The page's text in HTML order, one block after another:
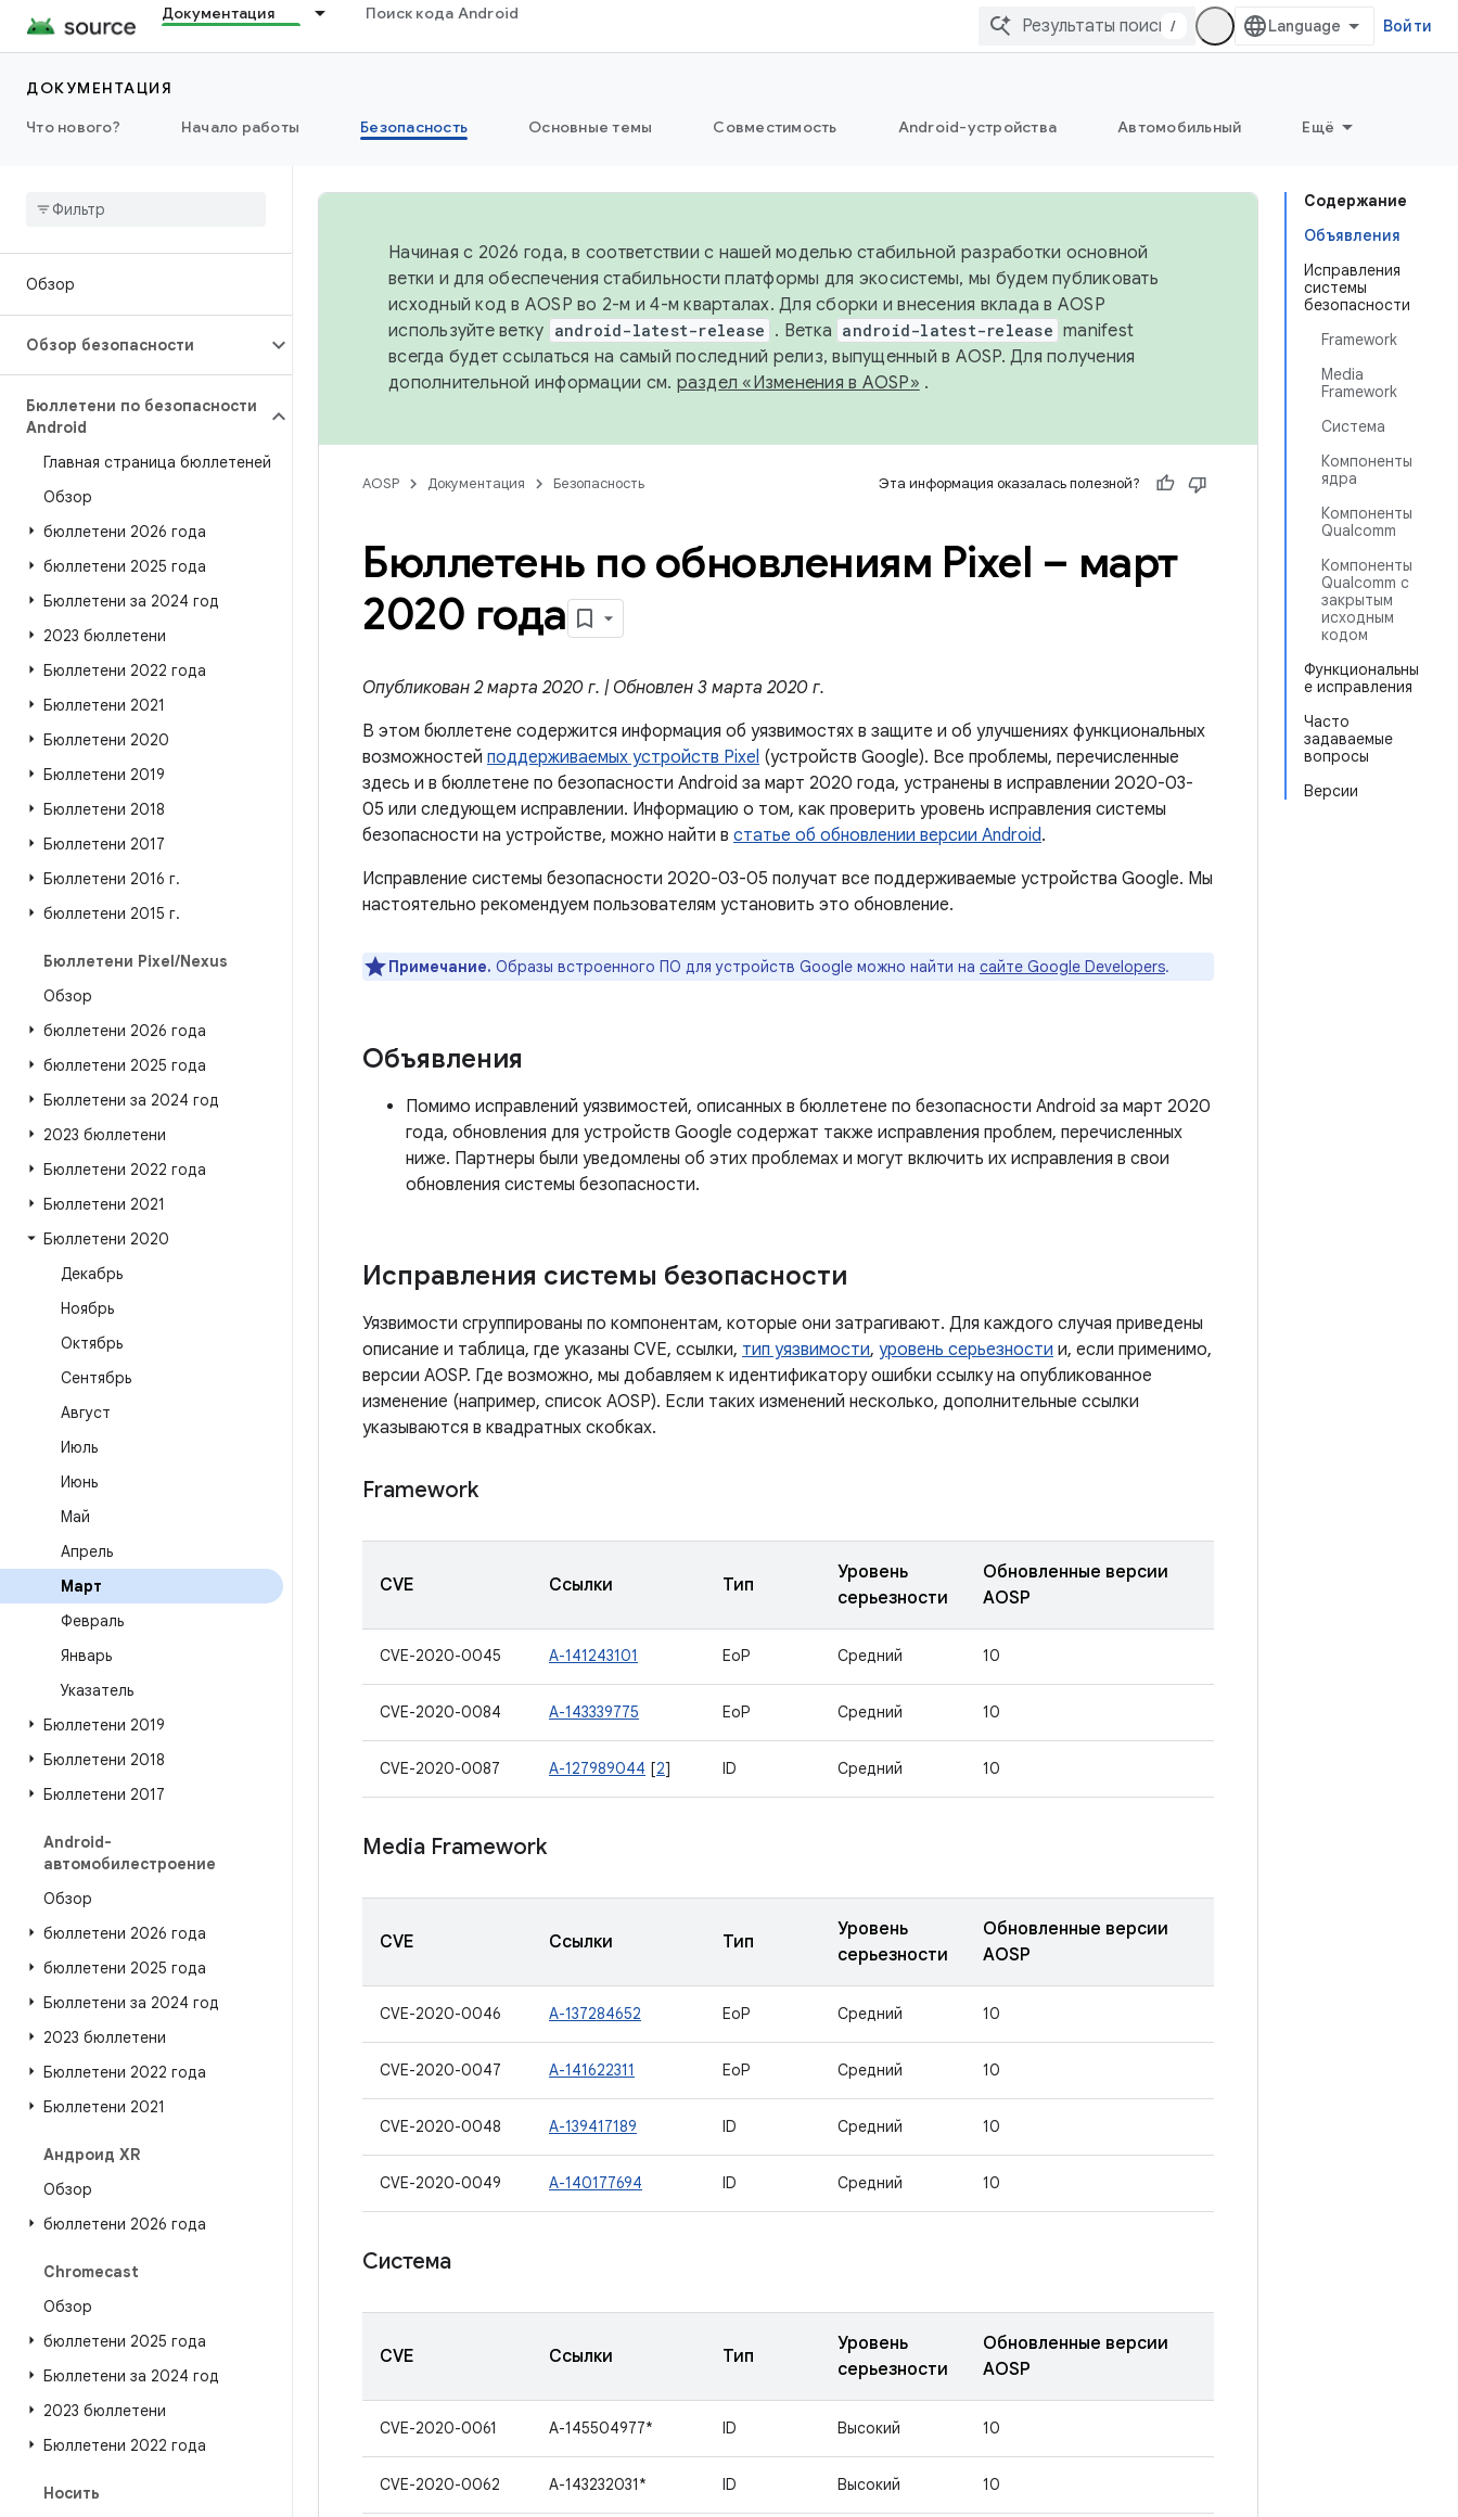
Документация Поиск кода Android
/ Войти
ДОКУМЕНТАЦИЯ
Что нового?
Начало работы Безопасность Основные темы Совместимость Android-устройства Автомобильный Ещё
Обзор
Обзор безопасности
Бюллетени по безопасности
Android
Главная страница бюллетеней
Обзор
бюллетени 2026 года
бюллетени 2025 года
Бюллетени за 2024 год
2023 бюллетени
Бюллетени 2022 года
Бюллетени 2021
Бюллетени 2020
Бюллетени 2019
Бюллетени 2018
Бюллетени 2017
Бюллетени 2016 г.
бюллетени 2015 г.
Бюллетени Pixel/Nexus
Обзор
бюллетени 2026 года
бюллетени 2025 года
Бюллетени за 2024 год
2023 бюллетени
Бюллетени 2022 года
Бюллетени 2021
Бюллетени 2020
Декабрь
Ноябрь
Октябрь
Сентябрь
Август
Июль
Июнь
Май
Апрель
Март
Февраль
Январь
Указатель
Бюллетени 2019
Бюллетени 2018
Бюллетени 2017
Android-
автомобилестроение
Обзор
бюллетени 2026 года
бюллетени 2025 года
Бюллетени за 2024 год
2023 бюллетени
Бюллетени 2022 года
Бюллетени 2021
Андроид XR
Обзор
бюллетени 2026 года
Chromecast
Обзор
бюллетени 2025 года
Бюллетени за 2024 год
2023 бюллетени
Бюллетени 2022 года
Носить
Содержание
Объявления
Исправления
системы
безопасности
Framework
Media
Framework
Система
Компоненты
ядра
Компоненты
Qualcomm
Компоненты
Qualcomm с
закрытым
исходным
кодом
Функциональны
е исправления
Часто
задаваемые
вопросы
Версии
Начиная с 2026 года, в соответствии с нашей моделью стабильной разработки основной
ветки и для обеспечения стабильности платформы для экосистемы, мы будем публиковать
исходный код в AOSP во 2-м и 4-м кварталах. Для сборки и внесения вклада в AOSP
используйте ветку android-latest-release . Ветка android-latest-release manifest
всегда будет ссылаться на самый последний релиз, выпущенный в AOSP. Для получения
дополнительной информации см. раздел «Изменения в AOSP» .
AOSP Документация Безопасность Эта информация оказалась полезной?
Бюллетень по обновлениям Pixel – март
2020 года
Опубликован 2 марта 2020 г. | Обновлен 3 марта 2020 г.
В этом бюллетене содержится информация об уязвимостях в защите и об улучшениях функциональных
возможностей поддерживаемых устройств Pixel (устройств Google). Все проблемы, перечисленные
здесь и в бюллетене по безопасности Android за март 2020 года, устранены в исправлении 2020-03-
05 или следующем исправлении. Информацию о том, как проверить уровень исправления системы
безопасности на устройстве, можно найти в статье об обновлении версии Android.
Исправление системы безопасности 2020-03-05 получат все поддерживаемые устройства Google. Мы
настоятельно рекомендуем пользователям установить это обновление.
Примечание. Образы встроенного ПО для устройств Google можно найти на сайте Google Developers.
Объявления
Помимо исправлений уязвимостей, описанных в бюллетене по безопасности Android за март 2020
года, обновления для устройств Google содержат также исправления проблем, перечисленных
ниже. Партнеры были уведомлены об этих проблемах и могут включить их исправления в свои
обновления системы безопасности.
Исправления системы безопасности
Уязвимости сгруппированы по компонентам, которые они затрагивают. Для каждого случая приведены
описание и таблица, где указаны CVE, ссылки, тип уязвимости, уровень серьезности и, если применимо,
версии AOSP. Где возможно, мы добавляем к идентификатору ошибки ссылку на опубликованное
изменение (например, список AOSP). Если таких изменений несколько, дополнительные ссылки
указываются в квадратных скобках.
Framework
CVE Ссылки Тип
Уровень
серьезности
Обновленные версии
AOSP
CVE-2020-0045 A-141243101 EoP Средний 10
CVE-2020-0084 A-143339775 EoP Средний 10
CVE-2020-0087 A-127989044 [2] ID Средний 10
Media Framework
CVE Ссылки Тип
Уровень
серьезности
Обновленные версии
AOSP
CVE-2020-0046 A-137284652 EoP Средний 10
CVE-2020-0047 A-141622311 EoP Средний 10
CVE-2020-0048 A-139417189 ID Средний 10
CVE-2020-0049 A-140177694 ID Средний 10
Система
CVE Ссылки Тип
Уровень
серьезности
Обновленные версии
AOSP
CVE-2020-0061 A-145504977* ID Высокий 10
CVE-2020-0062 A-143232031* ID Высокий 10